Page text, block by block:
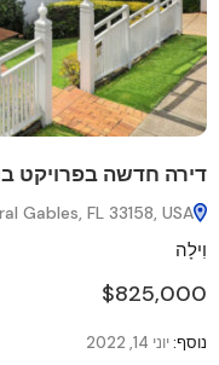
דירה חדשה בפרויקט
Gables, FL 33158, USA
וִילָה
$825,000
נוסף:יוני 14, 2022